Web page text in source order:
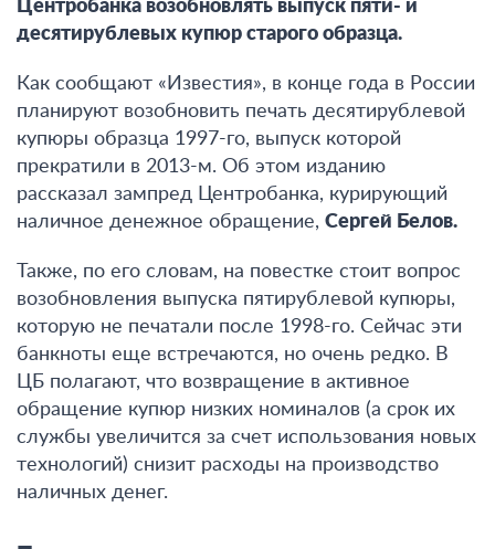
Центробанка возобновлять выпуск пяти- и
десятирублевых купюр старого образца.
Как сообщают «Известия», в конце года в России
планируют возобновить печать десятирублевой
купюры образца 1997-го, выпуск которой
прекратили в 2013-м. Об этом изданию
рассказал зампред Центробанка, курирующий
наличное денежное обращение, Сергей Белов.
Также, по его словам, на повестке стоит вопрос
возобновления выпуска пятирублевой купюры,
которую не печатали после 1998-го. Сейчас эти
банкноты еще встречаются, но очень редко. В
ЦБ полагают, что возвращение в активное
обращение купюр низких номиналов (а срок их
службы увеличится за счет использования новых
технологий) снизит расходы на производство
наличных денег.